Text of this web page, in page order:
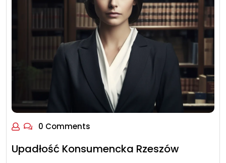
0 Comments
Upadłość Konsumencka Rzeszów